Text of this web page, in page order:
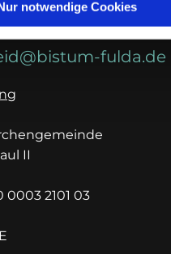
notwendige Cookies
fulda.de
II
0003 2101 03